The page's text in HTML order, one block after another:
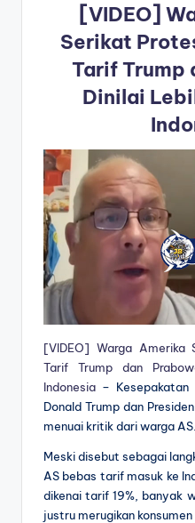
[VIDEO]
Serikat
Tarif Trump
Dinilai
[VIDEO] Warga Amerika
Tarif Trump dan
Indonesia – Kesepakatan
Donald Trump dan
menuai kritik dari warga AS.
Meski disebut sebagai
AS bebas tarif masuk ke
dikenai tarif 19%, banyak
justru merugikan konsumen